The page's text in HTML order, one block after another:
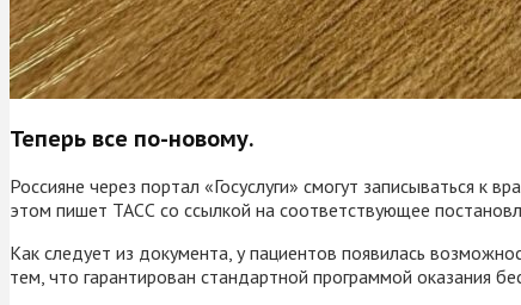
Теперь все по-новому.
Россияне через портал «Госуслуги» смогут записываться
этом пишет ТАСС со ссылкой на соответствующее
Как следует из документа, у пациентов появилась
тем, что гарантирован стандартной программой оказания